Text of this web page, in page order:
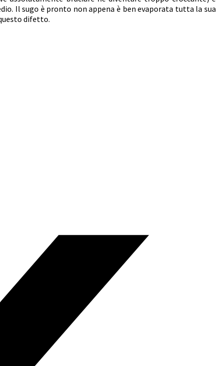
Il sugo è pronto non appena è ben evaporata tutta la sua
difetto.